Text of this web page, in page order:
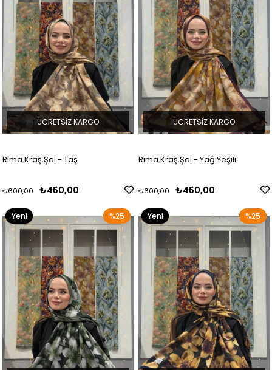
Rima Kraş Şal - Taş
₺450,00
₺600,00
ÜCRETSIZ KARGO
Rima Kraş Şal - Yağ Yeşili
₺450,00
₺600,00
ÜCRETSIZ KARGO
%25
Yeni
Ürün
%25
Yeni
Ürün